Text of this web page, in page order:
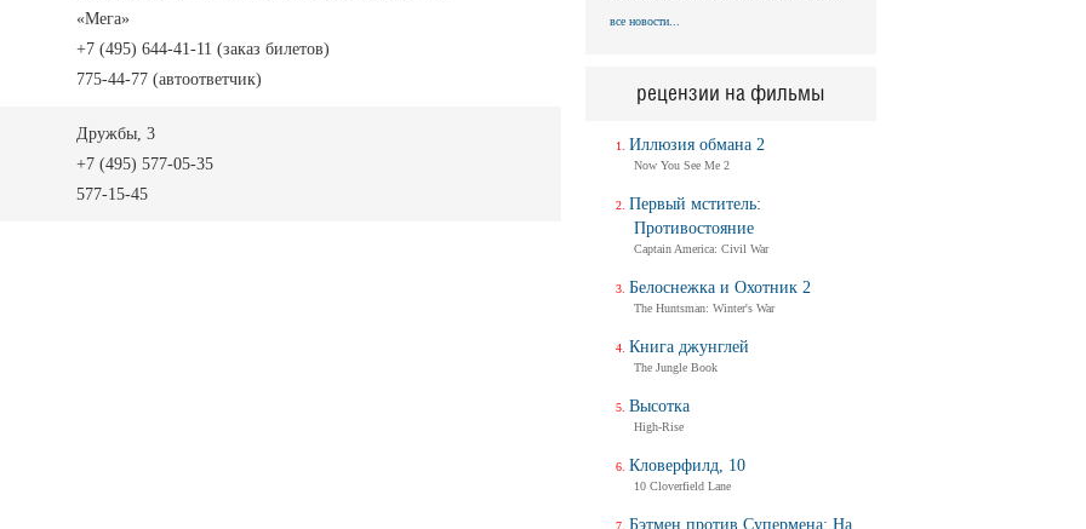
«Мега»
+7 (495) 644-41-11 (заказ билетов)
775-44-77 (автоответчик)
Дружбы, 3
+7 (495) 577-05-35
577-15-45
все новости...
рецензии на фильмы
Иллюзия обмана 2
Now You See Me 2
Первый мститель:
Противостояние
Captain America: Civil War
Белоснежка и Охотник 2
The Huntsman: Winter's War
Книга джунглей
The Jungle Book
Высотка
High-Rise
Кловерфилд, 10
10 Cloverfield Lane
Бэтмен против Супермена: На